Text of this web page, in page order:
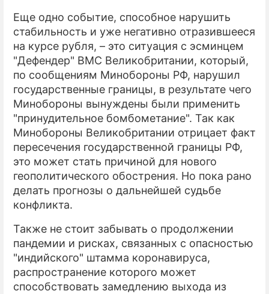
Еще одно событие, способное нарушить
стабильность и уже негативно отразившееся
на курсе рубля, – это ситуация с эсминцем
"Дефендер" ВМС Великобритании, который,
по сообщениям Минобороны РФ, нарушил
государственные границы, в результате чего
Минобороны вынуждены были применить
"принудительное бомбометание". Так как
Минобороны Великобритании отрицает факт
пересечения государственной границы РФ,
это может стать причиной для нового
геополитического обострения. Но пока рано
делать прогнозы о дальнейшей судьбе
конфликта.
Также не стоит забывать о продолжении
пандемии и рисках, связанных с опасностью
"индийского" штамма коронавируса,
распространение которого может
способствовать замедлению выхода из